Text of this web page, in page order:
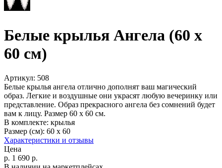
Белые крылья Ангела (60 х
60 см)
Артикул: 508
Белые крылья ангела отлично дополнят ваш магический
образ. Легкие и воздушные они украсят любую вечеринку или
представление. Образ прекрасного ангела без сомнений будет
вам к лицу. Размер 60 х 60 см.
В комплекте: крылья
Размер (см): 60 х 60
Характеристики и отзывы
Цена
р. 1 690 р.